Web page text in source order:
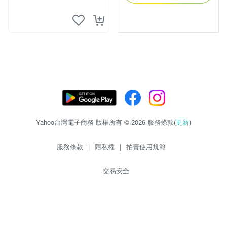
Yahoo台灣電子商務 版權所有 © 2026 服務條款(更新)
服務條款 | 隱私權 | 拍賣使用規範
交易安全